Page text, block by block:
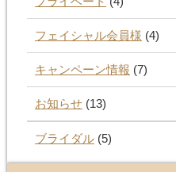
フェイシャル会員様 (4)
キャンペーン情報 (7)
お知らせ(13)
ブライダル(5)